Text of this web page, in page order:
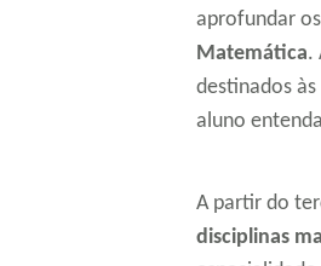
aprofundar
Matemática.
destinados às
aluno
A partir do
disciplinas